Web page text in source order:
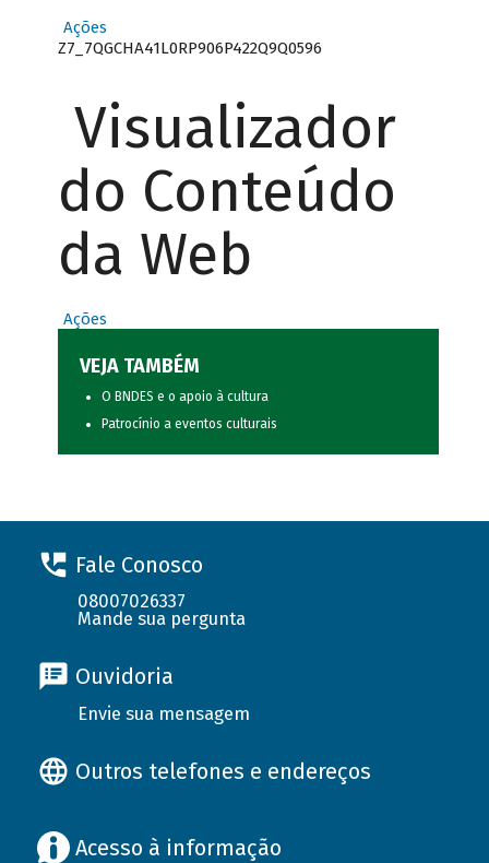
Ações
Z7_7QGCHA41L0RP906P422Q9Q0596
Visualizador
do Conteúdo
da Web
Ações
VEJA TAMBÉM
O BNDES e o apoio à cultura
Patrocínio a eventos culturais
Fale Conosco
08007026337
Mande sua pergunta
Ouvidoria
Envie sua mensagem
Outros telefones e endereços
Acesso à informação